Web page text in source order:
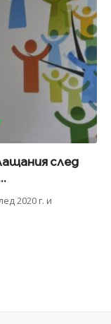
след
2020 г. и